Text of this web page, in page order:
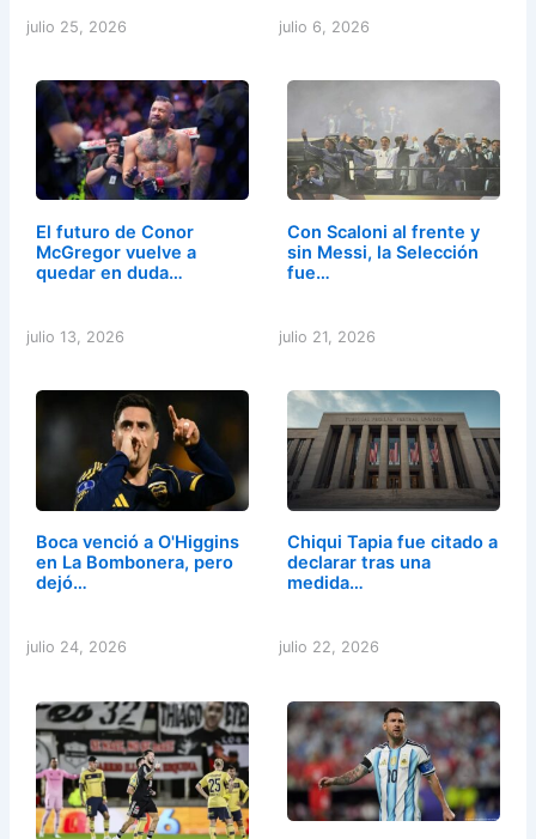
julio 25, 2026 julio 6, 2026
El futuro de Conor
McGregor vuelve a
quedar en duda…
julio 13, 2026
Con Scaloni al frente y
sin Messi, la Selección
fue…
julio 21, 2026
Boca venció a O'Higgins
en La Bombonera, pero
dejó…
julio 24, 2026
Chiqui Tapia fue citado a
declarar tras una
medida…
julio 22, 2026